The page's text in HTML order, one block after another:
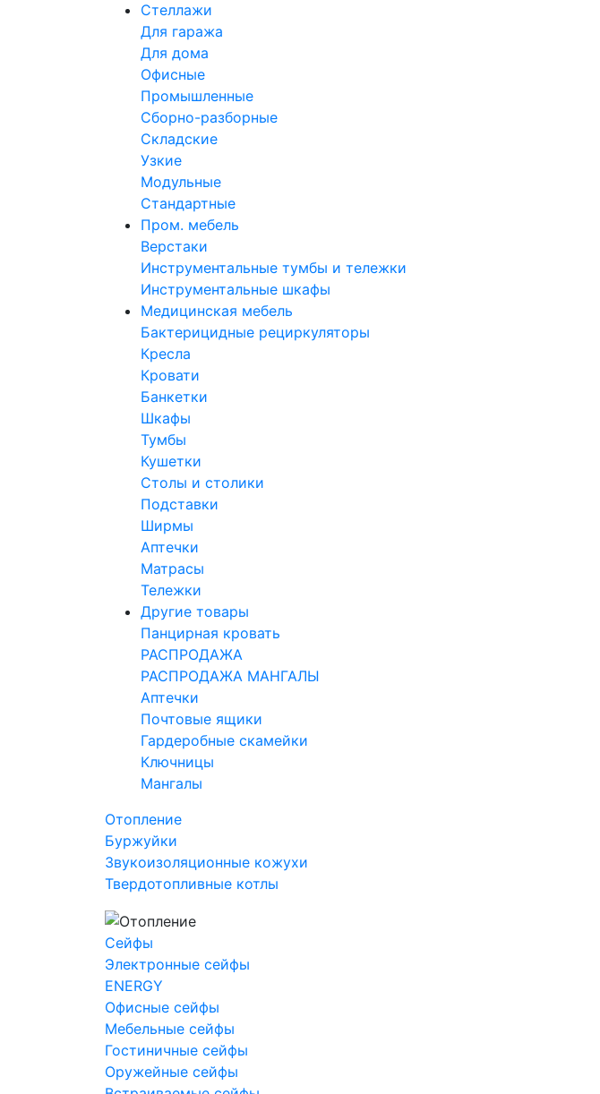
Стеллажи
Для гаража
Для дома
Офисные
Промышленные
Сборно-разборные
Складские
Узкие
Модульные
Стандартные
Пром. мебель
Верстаки
Инструментальные тумбы и тележки
Инструментальные шкафы
Медицинская мебель
Бактерицидные рециркуляторы
Кресла
Кровати
Банкетки
Шкафы
Тумбы
Кушетки
Столы и столики
Подставки
Ширмы
Аптечки
Матрасы
Тележки
Другие товары
Панцирная кровать
РАСПРОДАЖА
РАСПРОДАЖА МАНГАЛЫ
Аптечки
Почтовые ящики
Гардеробные скамейки
Ключницы
Мангалы
Отопление
Буржуйки
Звукоизоляционные кожухи
Твердотопливные котлы
Сейфы
Электронные сейфы
ENERGY
Офисные сейфы
Мебельные сейфы
Гостиничные сейфы
Оружейные сейфы